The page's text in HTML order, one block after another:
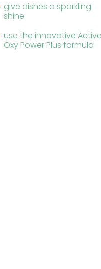
give dishes a sparkling
shine
use the innovative Active
Oxy Power Plus formula